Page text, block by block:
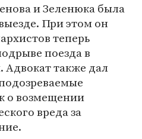
и Зеленюка была
При этом он
теперь
поезда в
Адвокат также дал
о возмещении
вреда за